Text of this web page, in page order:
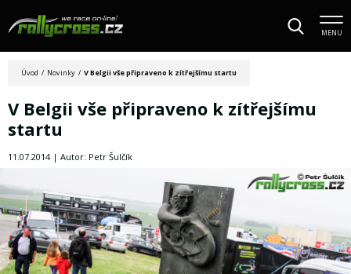
MENU
Úvod / Novinky / V Belgii vše připraveno k zítřejšímu startu
V Belgii vše připraveno k zítřejšímu
startu
11.07.2014 | Autor: Petr Šulčík